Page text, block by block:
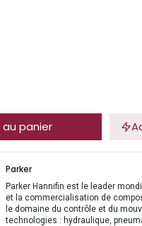
panier
Parker
Parker Hannifin est le leader
et la commercialisation de
le domaine du contrôle et du
technologies : hydraulique,